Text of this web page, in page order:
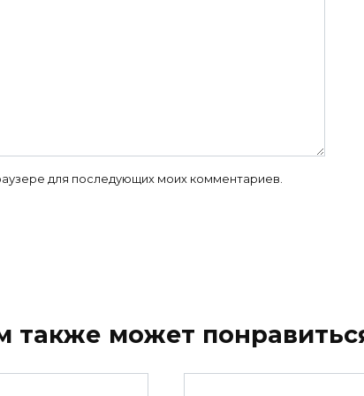
для последующих моих комментариев.
также может